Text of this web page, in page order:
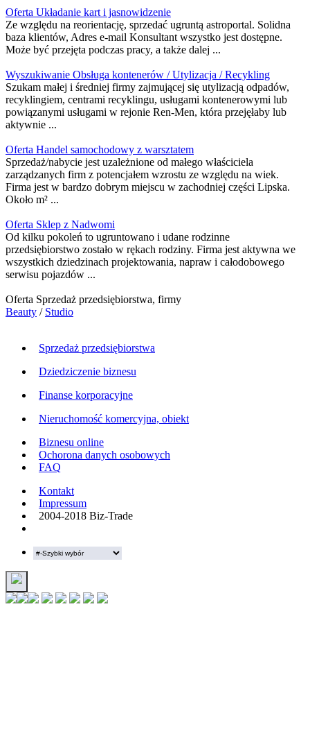
Oferta Układanie kart i jasnowidzenie
Ze względu na reorientację, sprzedać ugruntą astroportal. Solidna
baza klientów, Adres e-mail Konsultant wszystko jest dostępne.
Może być przejęta podczas pracy, a także dalej ...
Wyszukiwanie Obsługa kontenerów / Utylizacja / Recykling
Szukam małej i średniej firmy zajmującej się utylizacją odpadów,
recyklingiem, centrami recyklingu, usługami kontenerowymi lub
powiązanymi usługami w rejonie Ren-Men, która przejęłaby lub
aktywnie ...
Oferta Handel samochodowy z warsztatem
Sprzedaż/nabycie jest uzależnione od małego właściciela
zarządzanych firm z potencjałem wzrostu ze względu na wiek.
Firma jest w bardzo dobrym miejscu w zachodniej części Lipska.
Około m² ...
Oferta Sklep z Nadwomi
Od kilku pokoleń to ugruntowano i udane rodzinne
przedsiębiorstwo zostało w rękach rodziny. Firma jest aktywna we
wszystkich dziedzinach projektowania, napraw i całodobowego
serwisu pojazdów ...
Oferta Sprzedaż przedsiębiorstwa, firmy
Beauty / Studio
Sprzedaż przedsiębiorstwa
Dziedziczenie biznesu
Finanse korporacyjne
Nieruchomość komercyjna, obiekt
Biznesu online
Ochorona danych osobowych
FAQ
Kontakt
Impressum
2004-2018 Biz-Trade